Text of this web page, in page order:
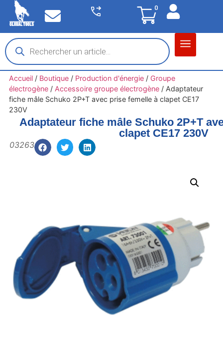
0
Accueil/ Boutique/ Production d'énergie/ Groupe
électrogène/ Accessoire groupe électrogène/ Adaptateur
fiche mâle Schuko 2P+T avec prise femelle à clapet CE17
230V
Adaptateur fiche mâle Schuko 2P+T
clapet CE17 230V
03263